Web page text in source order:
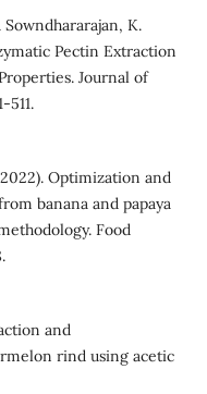
Sowndhararajan, K.
Pectin Extraction
Journal of
511.
Optimization and
banana and papaya
Food
and
rind using acetic